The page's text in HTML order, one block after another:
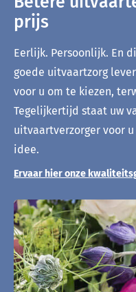
prijs
Eerlijk. Persoonlijk. En
goede uitvaartzorg
voor u om te kiezen,
Tegelijkertijd staat uw
uitvaartverzorger voor
idee.
Ervaar hier onze